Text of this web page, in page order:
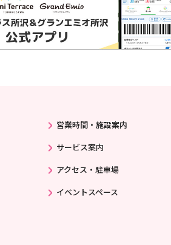
営業時間・施設案内
サービス案内
アクセス・駐車場
イベントスペース